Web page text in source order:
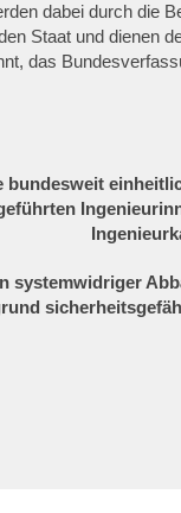
dabei durch die
Staat und dienen
das
bundesweit
systemwidriger